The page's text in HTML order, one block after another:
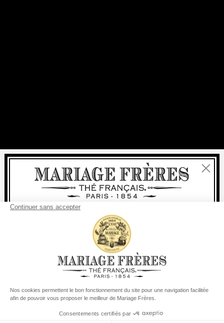
Fermer
Bienvenue
Pour tout achat, lalivraisonrapide est
à partir de 60 € en France Métropolitaine
à partir de 150 €pour le reste du monde
Votre pays de livraison est défini surEtats-Unis